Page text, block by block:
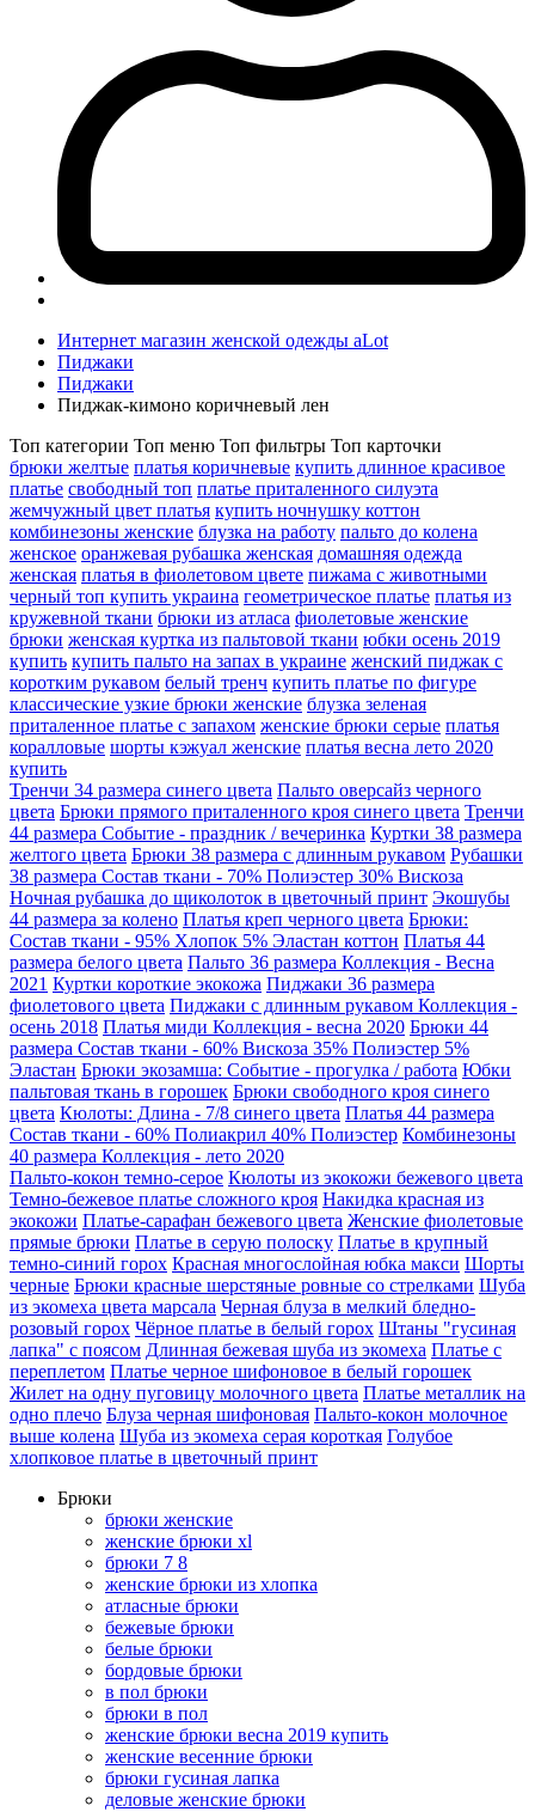
Интернет магазин женской одежды aLot
Пиджаки
Пиджаки
Пиджак-кимоно коричневый лен
Топ категории Топ меню Топ фильтры Топ карточки
брюки желтые платья коричневые купить длинное красивое
платье свободный топ платье приталенного силуэта
жемчужный цвет платья купить ночнушку коттон
комбинезоны женские блузка на работу пальто до колена
женское оранжевая рубашка женская домашняя одежда
женская платья в фиолетовом цвете пижама с животными
черный топ купить украина геометрическое платье платья из
кружевной ткани брюки из атласа фиолетовые женские
брюки женская куртка из пальтовой ткани юбки осень 2019
купить купить пальто на запах в украине женский пиджак с
коротким рукавом белый тренч купить платье по фигуре
классические узкие брюки женские блузка зеленая
приталенное платье с запахом женские брюки серые платья
коралловые шорты кэжуал женские платья весна лето 2020
купить
Тренчи 34 размера синего цвета Пальто оверсайз черного
цвета Брюки прямого приталенного кроя синего цвета Тренчи
44 размера Событие - праздник / вечеринка Куртки 38 размера
желтого цвета Брюки 38 размера с длинным рукавом Рубашки
38 размера Состав ткани - 70% Полиэстер 30% Вискоза
Ночная рубашка до щиколоток в цветочный принт Экошубы
44 размера за колено Платья креп черного цвета Брюки:
Состав ткани - 95% Хлопок 5% Эластан коттон Платья 44
размера белого цвета Пальто 36 размера Коллекция - Весна
2021 Куртки короткие экокожа Пиджаки 36 размера
фиолетового цвета Пиджаки с длинным рукавом Коллекция -
осень 2018 Платья миди Коллекция - весна 2020 Брюки 44
размера Состав ткани - 60% Вискоза 35% Полиэстер 5%
Эластан Брюки экозамша: Событие - прогулка / работа Юбки
пальтовая ткань в горошек Брюки свободного кроя синего
цвета Кюлоты: Длина - 7/8 синего цвета Платья 44 размера
Состав ткани - 60% Полиакрил 40% Полиэстер Комбинезоны
40 размера Коллекция - лето 2020
Пальто-кокон темно-серое Кюлоты из экокожи бежевого цвета
Темно-бежевое платье сложного кроя Накидка красная из
экокожи Платье-сарафан бежевого цвета Женские фиолетовые
прямые брюки Платье в серую полоску Платье в крупный
темно-синий горох Красная многослойная юбка макси Шорты
черные Брюки красные шерстяные ровные со стрелками Шуба
из экомеха цвета марсала Черная блуза в мелкий блeднo-
poзoвый горох Чёрное платье в белый горох Штаны "гусиная
лапка" с поясом Длинная бежевая шуба из экомеха Платье с
переплетом Платье черное шифоновое в белый горошек
Жилет на одну пуговицу молочного цвета Платье металлик на
одно плечо Блуза черная шифоновая Пальто-кокон молочное
выше колена Шуба из экомеха серая короткая Голубое
хлопковое платье в цветочный принт
Брюки
брюки женские
женские брюки xl
брюки 7 8
женские брюки из хлопка
атласные брюки
бежевые брюки
белые брюки
бордовые брюки
в пол брюки
брюки в пол
женские брюки весна 2019 купить
женские весенние брюки
брюки гусиная лапка
деловые женские брюки